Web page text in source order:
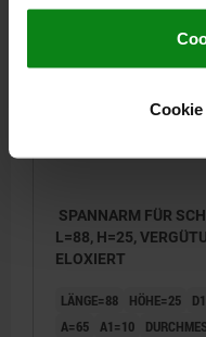
gesammelt haben.
SPANNARM FÜR
L=88, H=25,
ELOXIERT
LÄNGE=88 HÖHE=25
A=65
A1=10